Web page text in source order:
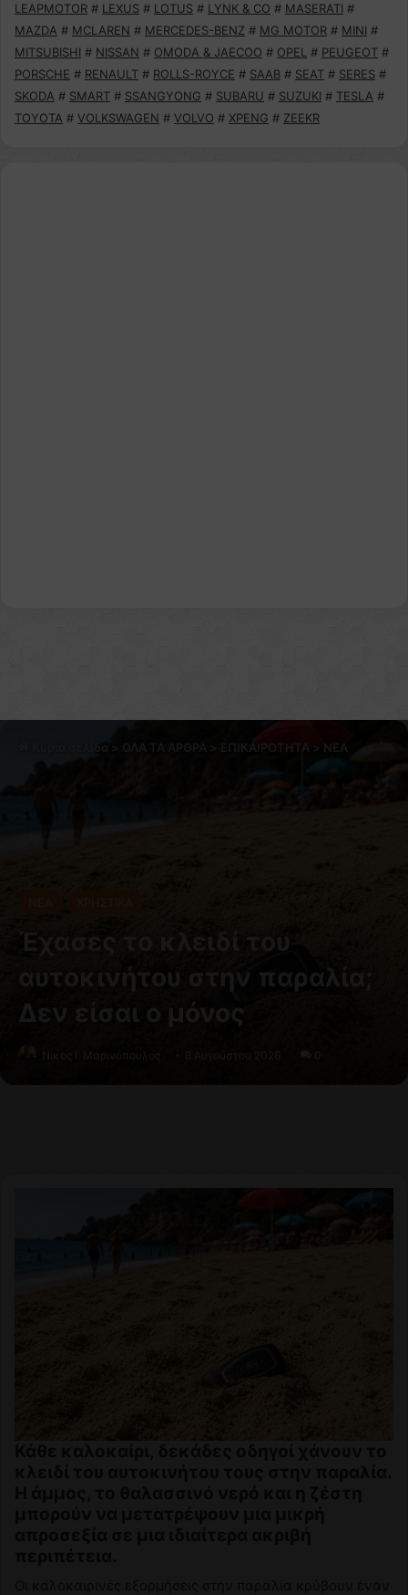
LEAPMOTOR # LEXUS # LOTUS # LYNK & CO # MASERATI #
MAZDA # MCLAREN # MERCEDES-BENZ # MG MOTOR # MINI #
MITSUBISHI # NISSAN # OMODA & JAECOO # OPEL # PEUGEOT #
PORSCHE # RENAULT # ROLLS-ROYCE # SAAB # SEAT # SERES #
SKODA # SMART # SSANGYONG # SUBARU # SUZUKI # TESLA #
TOYOTA # VOLKSWAGEN # VOLVO # XPENG # ZEEKR